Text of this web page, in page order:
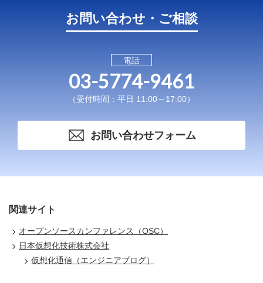
お問い合わせ・ご相談
電話
03-5774-9461
（受付時間：平日 11:00～17:00）
お問い合わせフォーム
関連サイト
オープンソースカンファレンス（OSC）
日本仮想化技術株式会社
仮想化通信（エンジニアブログ）